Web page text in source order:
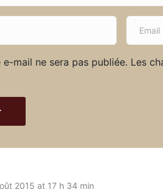
2015 at 17 h 34 min
mail ne sera pas publiée. Les
E
i